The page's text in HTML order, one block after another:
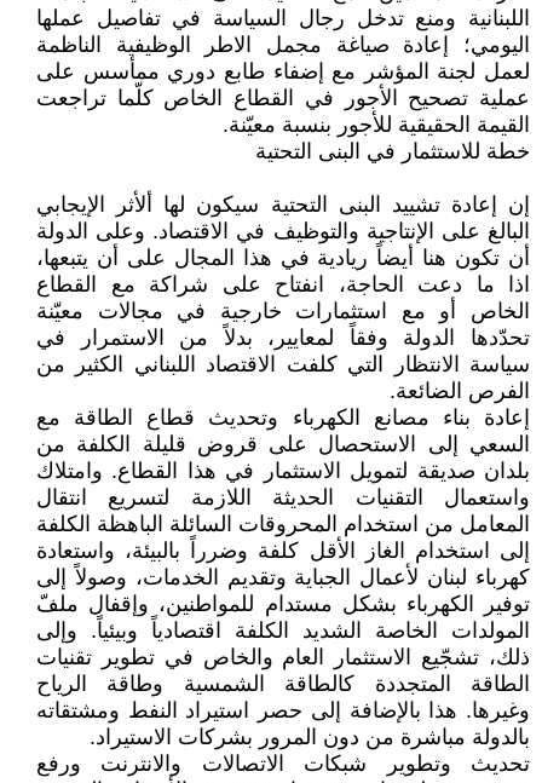
اللبنانية ومنع تدخل رجال السياسة في تفاصيل عملها
اليومي؛ إعادة صياغة مجمل الاطر الوظيفية الناظمة
لعمل لجنة المؤشر مع إضفاء طابع دوري ممأسس على
عملية تصحيح الأجور في القطاع الخاص كلّما تراجعت
القيمة الحقيقية للأجور بنسبة معيّنة.
خطة للاستثمار في البنى التحتية
إن إعادة تشييد البنى التحتية سيكون لها ألأثر الإيجابي
البالغ على الإنتاجية والتوظيف في الاقتصاد. وعلى الدولة
أن تكون هنا أيضاً ريادية في هذا المجال على أن يتبعها،
اذا ما دعت الحاجة، انفتاح على شراكة مع القطاع
الخاص أو مع استثمارات خارجية في مجالات معيّنة
تحدّدها الدولة وفقاً لمعايير، بدلاً من الاستمرار في
سياسة الانتظار التي كلفت الاقتصاد اللبناني الكثير من
الفرص الضائعة.
إعادة بناء مصانع الكهرباء وتحديث قطاع الطاقة مع
السعي إلى الاستحصال على قروض قليلة الكلفة من
بلدان صديقة لتمويل الاستثمار في هذا القطاع. وامتلاك
واستعمال التقنيات الحديثة اللازمة لتسريع انتقال
المعامل من استخدام المحروقات السائلة الباهظة الكلفة
إلى استخدام الغاز الأقل كلفة وضرراً بالبيئة، واستعادة
كهرباء لبنان لأعمال الجباية وتقديم الخدمات، وصولاً إلى
توفير الكهرباء بشكل مستدام للمواطنين، وإقفال ملفّ
المولدات الخاصة الشديد الكلفة اقتصادياً وبيئياً. وإلى
ذلك، تشجّيع الاستثمار العام والخاص في تطوير تقنيات
الطاقة المتجددة كالطاقة الشمسية وطاقة الرياح
وغيرها. هذا بالإضافة إلى حصر استيراد النفط ومشتقاته
بالدولة مباشرة من دون المرور بشركات الاستيراد.
تحديث وتطوير شبكات الاتصالات والانترنت ورفع